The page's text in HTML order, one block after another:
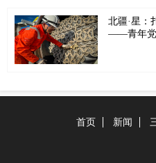
北疆·星：
——青年党
首页 新闻